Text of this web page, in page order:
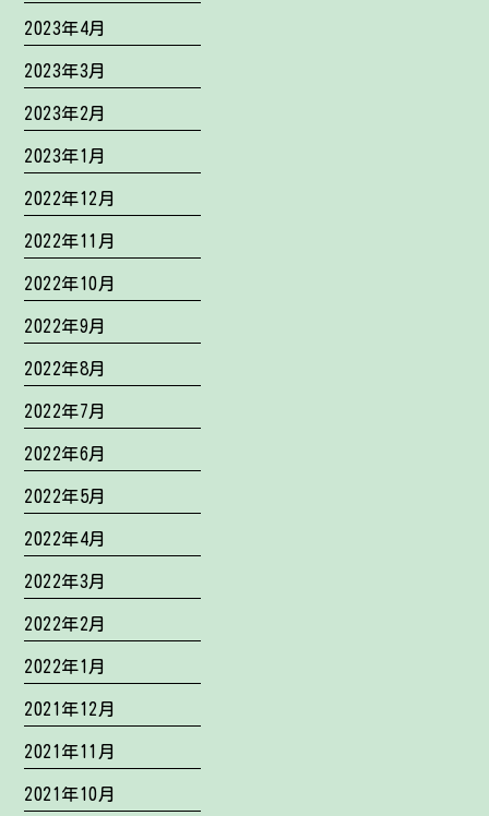
2023年4月
2023年3月
2023年2月
2023年1月
2022年12月
2022年11月
2022年10月
2022年9月
2022年8月
2022年7月
2022年6月
2022年5月
2022年4月
2022年3月
2022年2月
2022年1月
2021年12月
2021年11月
2021年10月